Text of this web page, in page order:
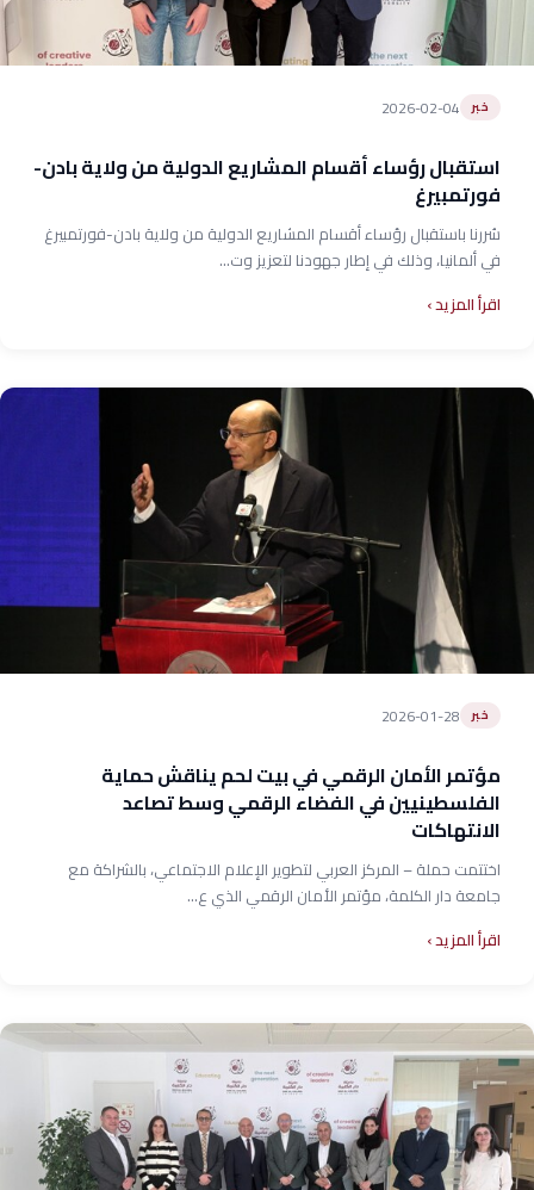
خبر 2026-02-04
استقبال رؤساء أقسام المشاريع الدولية من ولاية بادن-
فورتمبيرغ
سُررنا باستقبال رؤساء أقسام المشاريع الدولية من ولاية بادن-فورتمبيرغ
في ألمانيا، وذلك في إطار جهودنا لتعزيز وت...
اقرأ المزيد
خبر 2026-01-28
مؤتمر الأمان الرقمي في بيت لحم يناقش حماية
الفلسطينيين في الفضاء الرقمي وسط تصاعد
الانتهاكات
اختتمت حملة – المركز العربي لتطوير الإعلام الاجتماعي، بالشراكة مع
جامعة دار الكلمة، مؤتمر الأمان الرقمي الذي ع...
اقرأ المزيد